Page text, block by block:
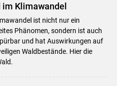
im Klimawandel
ist nicht nur ein
Phänomen, sondern ist auch
und hat Auswirkungen auf
Waldbestände. Hier die